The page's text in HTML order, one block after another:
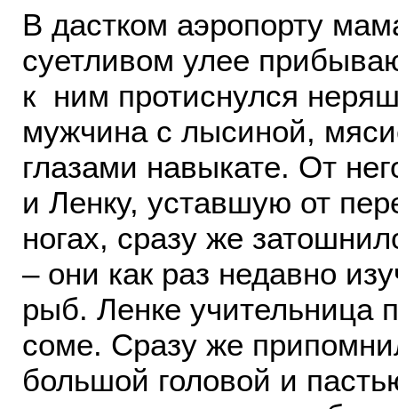
В дастком аэропорту
суетливом улее
к ним протиснулся
мужчина с лысиной,
глазами навыкате. От
и Ленку, уставшую от
ногах, сразу же
– они как раз недавно
рыб. Ленке учительница
соме. Сразу же
большой головой и